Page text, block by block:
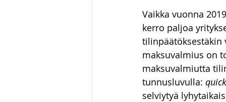
Vaikka vuonna
kerro paljoa
maksuvalmius on
maksuvalmiutta
tunnusluvulla:
selviytyä